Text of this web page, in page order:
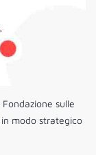
sulle
modo strategico